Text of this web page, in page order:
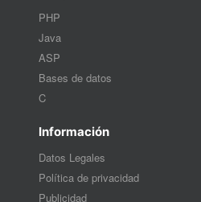
PHP
Java
ASP
Bases de datos
C
Información
Datos Legales
Política de privacidad
Publicidad